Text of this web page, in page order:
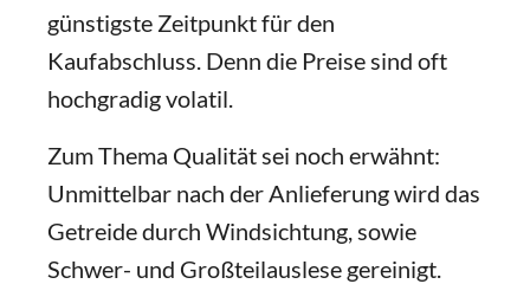
günstigste Zeitpunkt für den
Kaufabschluss. Denn die Preise sind oft
hochgradig volatil.
Zum Thema Qualität sei noch erwähnt:
Unmittelbar nach der Anlieferung wird das
Getreide durch Windsichtung, sowie
Schwer- und Großteilauslese gereinigt.